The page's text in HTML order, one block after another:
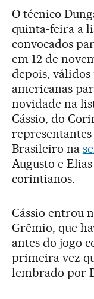
O técnico
quinta-feira a
convocados
em 12 de
depois,
americanas
novidade na
Cássio, do
Brasileiro na
Augusto e
corintianos.
Cássio entrou
Grêmio, que
antes do jogo
primeira vez
lembrado por